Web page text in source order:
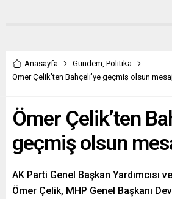
Anasayfa Gündem, Politika
Ömer Çelik’ten Bahçeli’ye geçmiş olsun
Ömer Çelik’ten
geçmiş olsun
AK Parti Genel Başkan Yardımcısı
Ömer Çelik, MHP Genel Başkanı